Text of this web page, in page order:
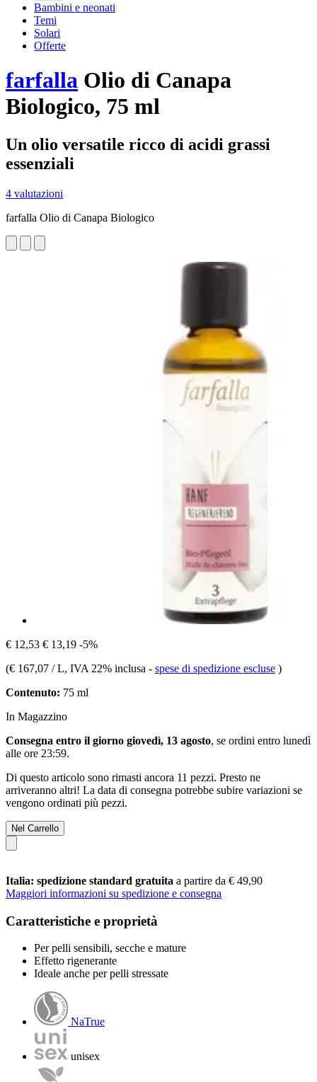
Bambini e neonati
Temi
Solari
Offerte
farfalla Olio di Canapa
Biologico, 75 ml
Un olio versatile ricco di acidi grassi
essenziali
4 valutazioni
farfalla Olio di Canapa Biologico
€ 12,53 € 13,19 -5%
(€ 167,07 / L, IVA 22% inclusa - spese di spedizione escluse )
Contenuto: 75 ml
In Magazzino
Consegna entro il giorno giovedì, 13 agosto, se ordini entro lunedì
alle ore 23:59.
Di questo articolo sono rimasti ancora 11 pezzi. Presto ne
arriveranno altri! La data di consegna potrebbe subire variazioni se
vengono ordinati più pezzi.
Nel Carrello
Italia: spedizione standard gratuita a partire da € 49,90
Maggiori informazioni su spedizione e consegna
Caratteristiche e proprietà
Per pelli sensibili, secche e mature
Effetto rigenerante
Ideale anche per pelli stressate
NaTrue
unisex